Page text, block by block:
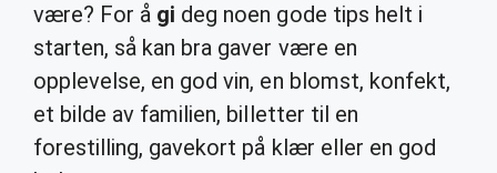
være? For å gi deg noen gode tips helt i
starten, så kan bra gaver være en
opplevelse, en god vin, en blomst, konfekt,
et bilde av familien, billetter til en
forestilling, gavekort på klær eller en god